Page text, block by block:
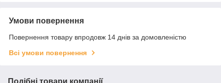
Умови повернення
Повернення товару впродовж 14 днів за домовленістю
Всі умови повернення